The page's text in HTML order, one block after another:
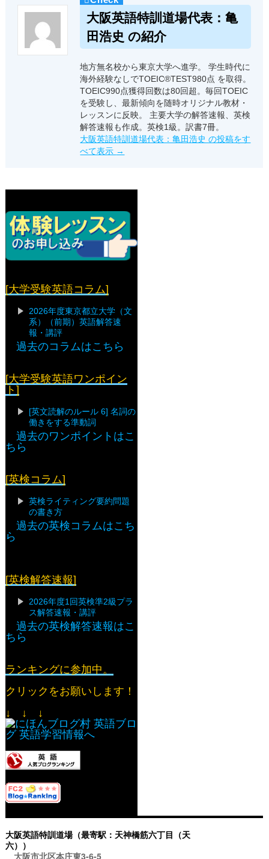
大阪英語特訓道場代表：亀
田浩史 の紹介
地方無名校から東京大学へ進学。 学生時代に
海外経験なしでTOEIC®TEST980点 を取得。
TOEIC990点獲得回数は80回超。毎回TOEIC
を受験し、最新傾向を随時オリジナル教材・
レッスンに反映。 主要大学の解答速報、英検
解答速報も作成。英検1級。訳書7冊。
大阪英語特訓道場代表：亀田浩史 の投稿をす
べて表示 →
[大学受験英語コラム]
2026年度東京都立大学（文
系）（前期）英語解答速
報・講評
過去のコラムはこちら
[大学受験英語ワンポイン
ト]
[英文読解のルール 6] 名詞の
働きをする準動詞
過去のワンポイントはこ
ちら
[英検コラム]
英検ライティング要約問題
の書き方
過去の英検コラムはこち
ら
[英検解答速報]
2026年度1回英検準2級プラ
ス解答速報・講評
過去の英検解答速報はこ
ちら
ランキングに参加中。
クリックをお願いします！
↓ ↓ ↓
大阪英語特訓道場（最寄駅：天神橋筋六丁目（天
六））
大阪市北区本庄東3-6-5